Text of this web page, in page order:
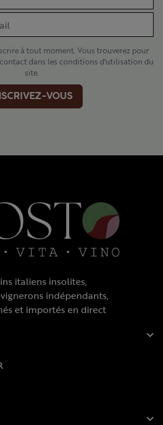
à tout moment. Vous trouverez pour
dans les conditions d'utilisation du
site.
VOUS
italiens insolites,
indépendants,
et importés en direct

